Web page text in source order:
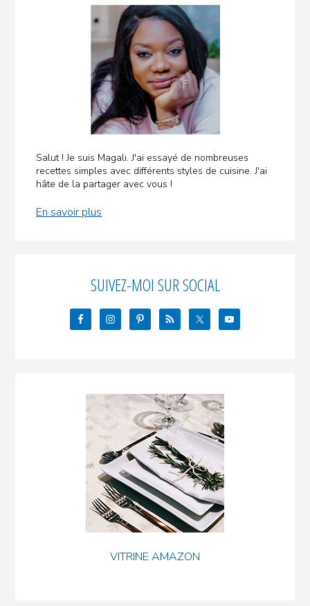
pâte
modeler,
les
œufs
et
le
glaçage
Salut ! Je suis Magali. J'ai essayé de nombreuses
recettes simples avec différents styles de cuisine. J'ai
hâte de la partager avec vous !
En savoir plus
SUIVEZ-MOI SUR SOCIAL
VITRINE AMAZON